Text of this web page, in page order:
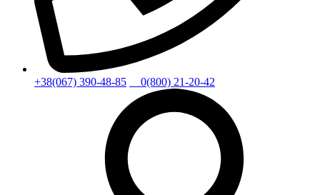
+38(067) 390-48-85 0(800) 21-20-42